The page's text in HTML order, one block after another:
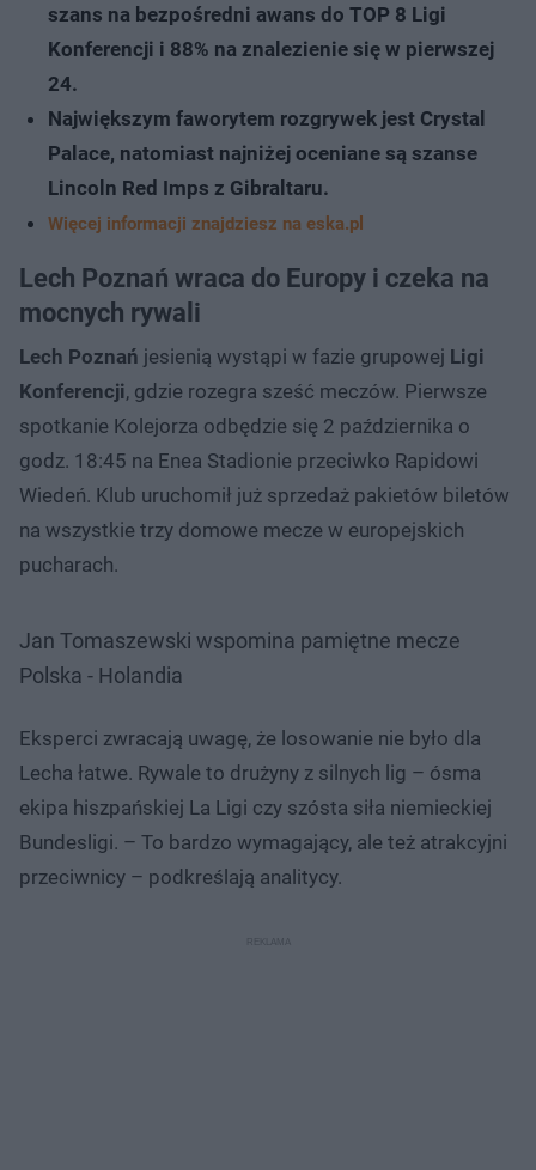
szans na bezpośredni awans do TOP 8 Ligi
Konferencji i 88% na znalezienie się w pierwszej
24.
Największym faworytem rozgrywek jest Crystal
Palace, natomiast najniżej oceniane są szanse
Lincoln Red Imps z Gibraltaru.
Więcej informacji znajdziesz na eska.pl
Lech Poznań wraca do Europy i czeka na
mocnych rywali
Lech Poznań jesienią wystąpi w fazie grupowej Ligi
Konferencji, gdzie rozegra sześć meczów. Pierwsze
spotkanie Kolejorza odbędzie się 2 października o
godz. 18:45 na Enea Stadionie przeciwko Rapidowi
Wiedeń. Klub uruchomił już sprzedaż pakietów biletów
na wszystkie trzy domowe mecze w europejskich
pucharach.
Jan Tomaszewski wspomina pamiętne mecze
Polska - Holandia
Eksperci zwracają uwagę, że losowanie nie było dla
Lecha łatwe. Rywale to drużyny z silnych lig – ósma
ekipa hiszpańskiej La Ligi czy szósta siła niemieckiej
Bundesligi. – To bardzo wymagający, ale też atrakcyjni
przeciwnicy – podkreślają analitycy.